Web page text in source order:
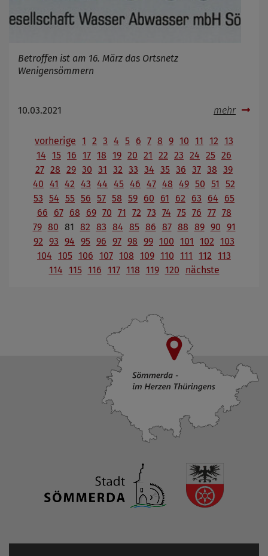
Betroffen ist am 16. März das Ortsnetz
Wenigensömmern
10.03.2021 mehr
vorherige 1 2 3 4 5 6 7 8 9 10 11 12 13
14 15 16 17 18 19 20 21 22 23 24 25 26
27 28 29 30 31 32 33 34 35 36 37 38 39
40 41 42 43 44 45 46 47 48 49 50 51
52
53 54 55 56 57 58 59 60 61 62 63 64
65
66
67 68 69 70 71 72 73 74 75 76 77 78
79 80 81 82 83 84 85 86 87 88 89 90 91
92 93 94 95 96 97 98 99 100 101 102 103
104 105 106 107 108 109 110 111 112 113
114 115 116 117 118 119 120 nächste